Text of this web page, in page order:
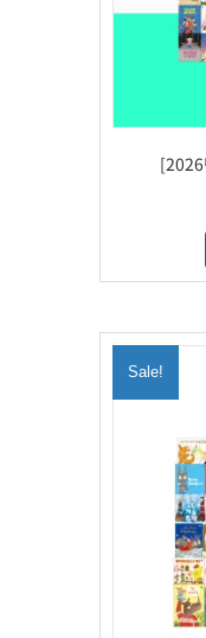
[2026
Sale!